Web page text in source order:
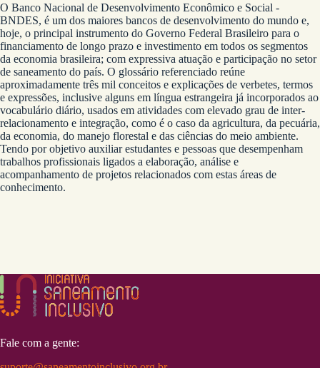
O Banco Nacional de Desenvolvimento Econômico e Social -
BNDES, é um dos maiores bancos de desenvolvimento do mundo e,
hoje, o principal instrumento do Governo Federal Brasileiro para o
financiamento de longo prazo e investimento em todos os segmentos
da economia brasileira; com expressiva atuação e participação no setor
de saneamento do país. O glossário referenciado reúne
aproximadamente três mil conceitos e explicações de verbetes, termos
e expressões, inclusive alguns em língua estrangeira já incorporados ao
vocabulário diário, usados em atividades com elevado grau de inter-
relacionamento e integração, como é o caso da agricultura, da pecuária,
da economia, do manejo florestal e das ciências do meio ambiente.
Tendo por objetivo auxiliar estudantes e pessoas que desempenham
trabalhos profissionais ligados a elaboração, análise e
acompanhamento de projetos relacionados com estas áreas de
conhecimento.
Fale com a gente: